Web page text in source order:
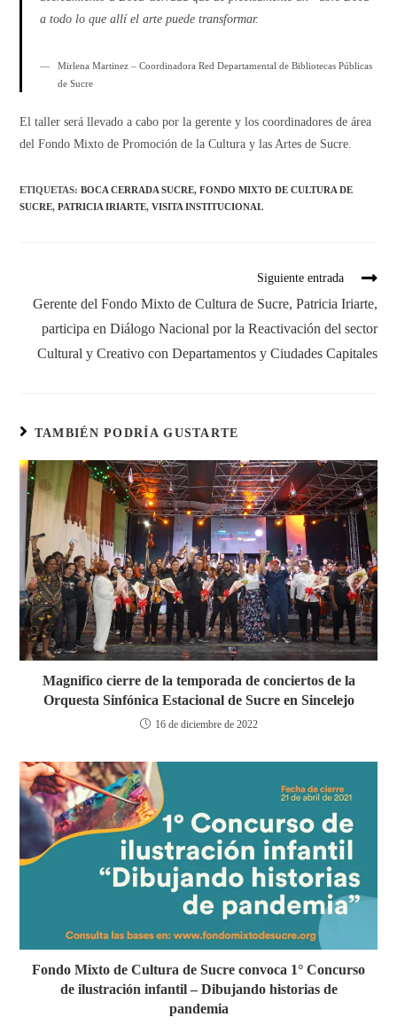
a todo lo que allí el arte puede transformar.
Mirlena Martinez – Coordinadora Red Departamental de Bibliotecas Públicas
de Sucre
El taller será llevado a cabo por la gerente y los coordinadores de área
del Fondo Mixto de Promoción de la Cultura y las Artes de Sucre.
ETIQUETAS:BOCA CERRADA SUCRE, FONDO MIXTO DE CULTURA DE
SUCRE, PATRICIA IRIARTE, VISITA INSTITUCIONAL
Siguiente entrada
Gerente del Fondo Mixto de Cultura de Sucre, Patricia Iriarte,
participa en Diálogo Nacional por la Reactivación del sector
Cultural y Creativo con Departamentos y Ciudades Capitales
TAMBIÉN PODRÍA GUSTARTE
Magnifico cierre de la temporada de conciertos de la
Orquesta Sinfónica Estacional de Sucre en Sincelejo
16 de diciembre de 2022
Fondo Mixto de Cultura de Sucre convoca 1° Concurso
de ilustración infantil – Dibujando historias de
pandemia